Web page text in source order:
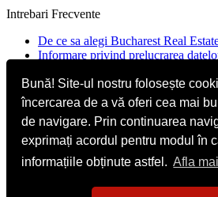
Bună! Site-ul nostru folosește
încercarea de a vă oferi cea mai
de navigare. Prin continuarea
exprimați acordul pentru modul în
informațiile obținute astfel. Afla
Intrebari Frecvente
De ce sa alegi Bucharest Real
Informare privind prelucrarea
Contact
Str. Mircea Eliade 16, Voluntari077190
Giuseppe Garibaldi nr.1, parter, Bucuresti
+40.722 224 654